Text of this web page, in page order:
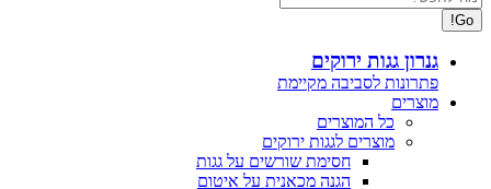
גנרון גגות ירוקים
פתרונות לסביבה מקיימת
מוצרים
כל המוצרים
מוצרים לגגות ירוקים
חסימת שורשים על גגות
הגנה מכאנית על איטום